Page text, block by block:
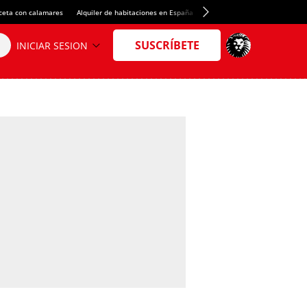
con calamares Alquiler de habitaciones en España Crédito del Spotify Camp Nou